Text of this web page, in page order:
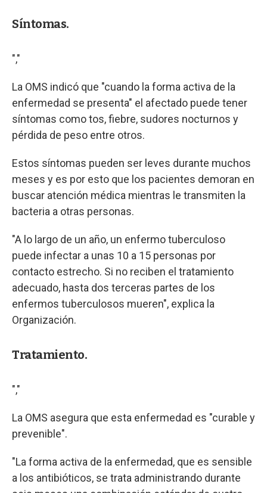
Síntomas.
","
La OMS indicó que "cuando la forma activa de la
enfermedad se presenta" el afectado puede tener
síntomas como tos, fiebre, sudores nocturnos y
pérdida de peso entre otros.
Estos síntomas pueden ser leves durante muchos
meses y es por esto que los pacientes demoran en
buscar atención médica mientras le transmiten la
bacteria a otras personas.
"A lo largo de un año, un enfermo tuberculoso
puede infectar a unas 10 a 15 personas por
contacto estrecho. Si no reciben el tratamiento
adecuado, hasta dos terceras partes de los
enfermos tuberculosos mueren", explica la
Organización.
Tratamiento.
","
La OMS asegura que esta enfermedad es "curable y
prevenible".
"La forma activa de la enfermedad, que es sensible
a los antibióticos, se trata administrando durante